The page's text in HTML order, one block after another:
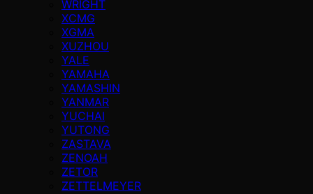
WRIGHT
XCMG
XGMA
XUZHOU
YALE
YAMAHA
YAMASHIN
YANMAR
YUCHAI
YUTONG
ZASTAVA
ZENOAH
ZETOR
ZETTELMEYER